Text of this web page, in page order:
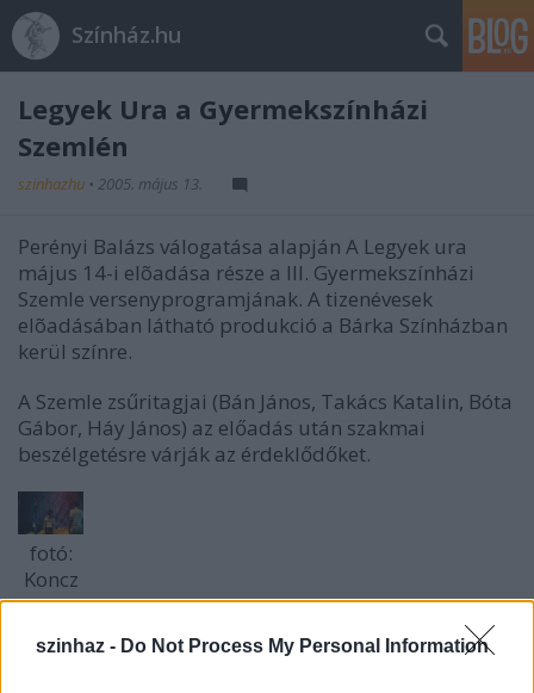
szinhaz - Do Not Process My Personal Information
Színház.hu
Legyek Ura a Gyermekszínházi
Szemlén
szinhazhu • 2005. május 13.
Perényi Balázs válogatása alapján A Legyek ura
május 14-i elõadása része a III. Gyermekszínházi
Szemle versenyprogramjának. A tizenévesek
elõadásában látható produkció a Bárka Színházban
kerül színre.
A Szemle zsűritagjai (Bán János, Takács Katalin, Bóta
Gábor, Háy János) az előadás után szakmai
beszélgetésre várják az érdeklődőket.
fotó:
Koncz
Zsuzsa
A Bárka Színház - immár másodszor - vállalkozott